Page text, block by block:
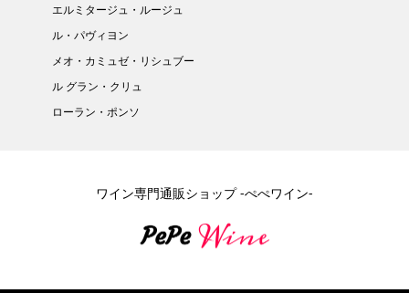
エルミタージュ・ルージュ
ル・パヴィヨン
メオ・カミュゼ・リシュブー
ル グラン・クリュ
ローラン・ポンソ
ワイン専門通販ショップ -ぺぺワイン-